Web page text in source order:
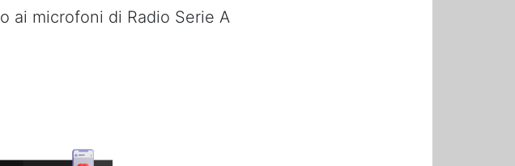
ai microfoni di Radio Serie A